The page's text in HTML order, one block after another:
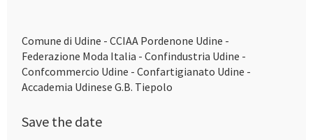
Comune di Udine - CCIAA Pordenone Udine -
Federazione Moda Italia - Confindustria Udine -
Confcommercio Udine - Confartigianato Udine -
Accademia Udinese G.B. Tiepolo
Save the date